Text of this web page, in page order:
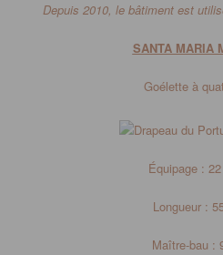
Depuis 2010, le bâtiment est
SANTA MARIA
Goélette à
Équipage :
Longueur :
Maître-bau :